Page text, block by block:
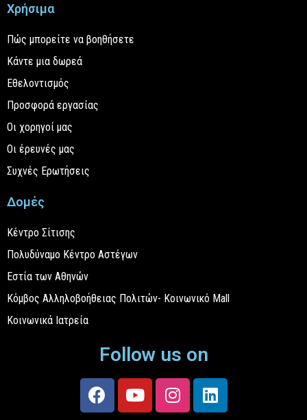
Χρήσιμα
Πώς μπορείτε να βοηθήσετε
Κάντε μια δωρεά
Εθελοντισμός
Προσφορά εργασίας
Οι χορηγοί μας
Οι έρευνές μας
Συχνές Ερωτήσεις
Δομές
Κέντρο Σίτισης
Πολυδύναμο Κέντρο Αστέγων
Εστία των Αθηνών
Κόμβος Αλληλοβοήθειας Πολιτών- Κοινωνικό Mall
Κοινωνικά Ιατρεία
Follow us on